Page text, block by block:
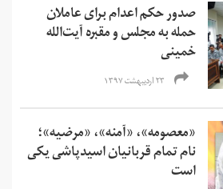
صدور حکم اعدام برای عاملان
حمله به مجلس و مقبره آیت‌الله
خمینی
۲۳ اردیبهشت ۱۳۹۷
«معصومه»، «آمنه»، «مرضیه»؛
نام تمام قربانیان اسید‌پاشی یکی
است